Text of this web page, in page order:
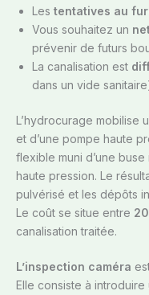
Les tentatives au
Vous souhaitez un
prévenir de futurs
La canalisation est
dans un vide
L’hydrocurage mobilise
et d’une pompe haute
flexible muni d’une
haute pression. Le
pulvérisé et les dépôts
Le coût se situe entre
canalisation traitée.
L’inspection caméra
Elle consiste à introduire